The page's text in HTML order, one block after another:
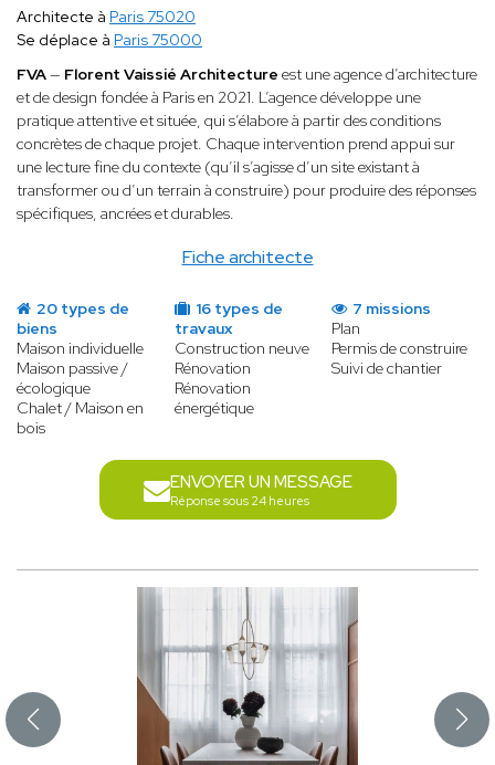
Fiche architecte
Architecte à Paris 75020
Se déplace à Paris 75000
FVA— Florent Vaissié Architecture est une agence d’architecture
et de design fondée à Paris en 2021. L’agence développe une
pratique attentive et située, qui s’élabore à partir des conditions
concrètes de chaque projet. Chaque intervention prend appui sur
une lecture fine du contexte (qu’il s’agisse d’un site existant à
transformer ou d’un terrain à construire) pour produire des réponses
spécifiques, ancrées et durables.
20 types de
biens
Maison individuelle
Maison passive /
écologique
Chalet / Maison en
bois
16 types de
travaux
Construction neuve
Rénovation
Rénovation
énergétique
7 missions
Plan
Permis de construire
Suivi de chantier
ENVOYER UN MESSAGE
Réponse sous 24 heures